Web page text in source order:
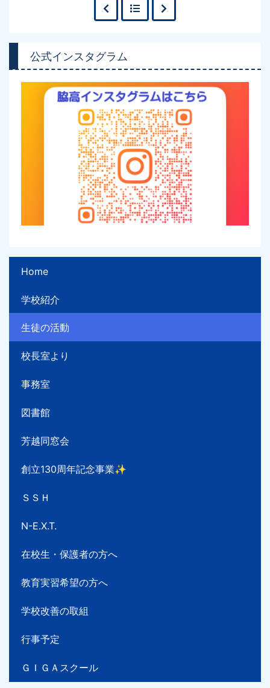
公式インスタグラム
Home
学校紹介
生徒の活動
校長室より
事務室
図書館
芳越同窓会
創立130周年記念事業✨
ＳＳＨ
N-E.X.T.
在校生・保護者の方へ
教育実習希望の方へ
学校改善の取組
行事予定
ＧＩＧＡスクール